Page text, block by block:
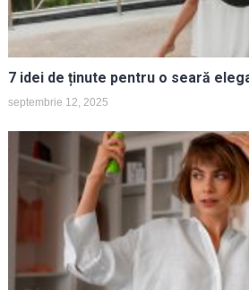
7 idei de ținute pentru o seară
septembrie 12, 2025